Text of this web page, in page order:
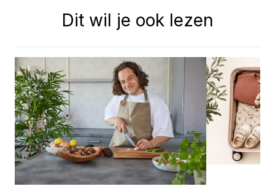
Dit wil je ook lezen